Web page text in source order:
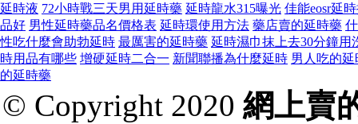
延時液 72小時戰三天男用延時藥 延時龍水315曝光 佳能eosr延
品好 男性延時藥品名價格表 延時環使用方法 藥店賣的延時藥
性吃什麼會助勃延時 最厲害的延時藥 延時濕巾抹上去30分鐘用
時用品有哪些 增硬延時二合一 新聞聯播為什麼延時 男人吃的
的延時藥
© Copyright 2020 網上賣